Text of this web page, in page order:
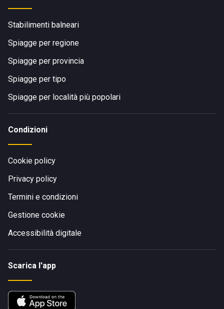
Stabilimenti balneari
Spiagge per regione
Spiagge per provincia
Spiagge per tipo
Spiagge per località più popolari
Condizioni
Cookie policy
Privacy policy
Termini e condizioni
Gestione cookie
Accessibilità digitale
Scarica l'app